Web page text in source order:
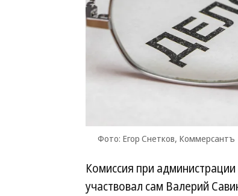
Фото: Егор Снетков, Коммерсантъ
Комиссия при
участвовал сам Валерий